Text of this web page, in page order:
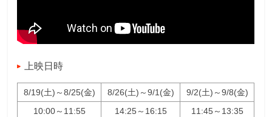
上映日時
8/19(土)～8/25(金) 8/26(土)～9/1(金)
9/2(土)～9/8(金)
10:00～11:55
14:25～16:15 11:45～13:35